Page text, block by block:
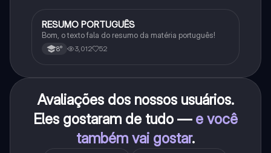
Português
RESUMO PORTUGUÊS
Bom, o texto fala do resumo da matéria português!
8° 3,012 52
Avaliações dos nossos usuários.
Eles gostaram de tudo — e você
também vai gostar.